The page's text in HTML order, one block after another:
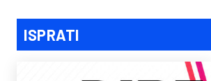
ISPRATI